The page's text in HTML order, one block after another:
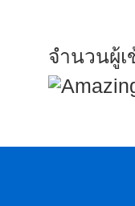
จำนวนผู้